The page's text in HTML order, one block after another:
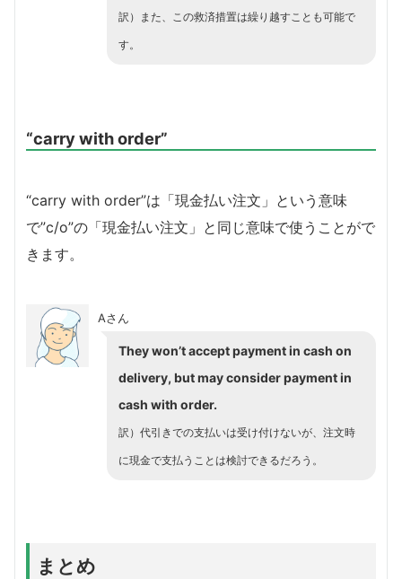
訳） また、この救済措置は繰り越すことも可能で
す。
“carry with order”
“carry with order”は「現金払い注文」という意味
で”c/o”の「現金払い注文」と同じ意味で使うことがで
きます。
Aさん
They won’t accept payment in cash on
delivery, but may consider payment in
cash with order.
訳） 代引きでの支払いは受け付けないが、注文時
に現金で支払うことは検討できるだろう。
まとめ